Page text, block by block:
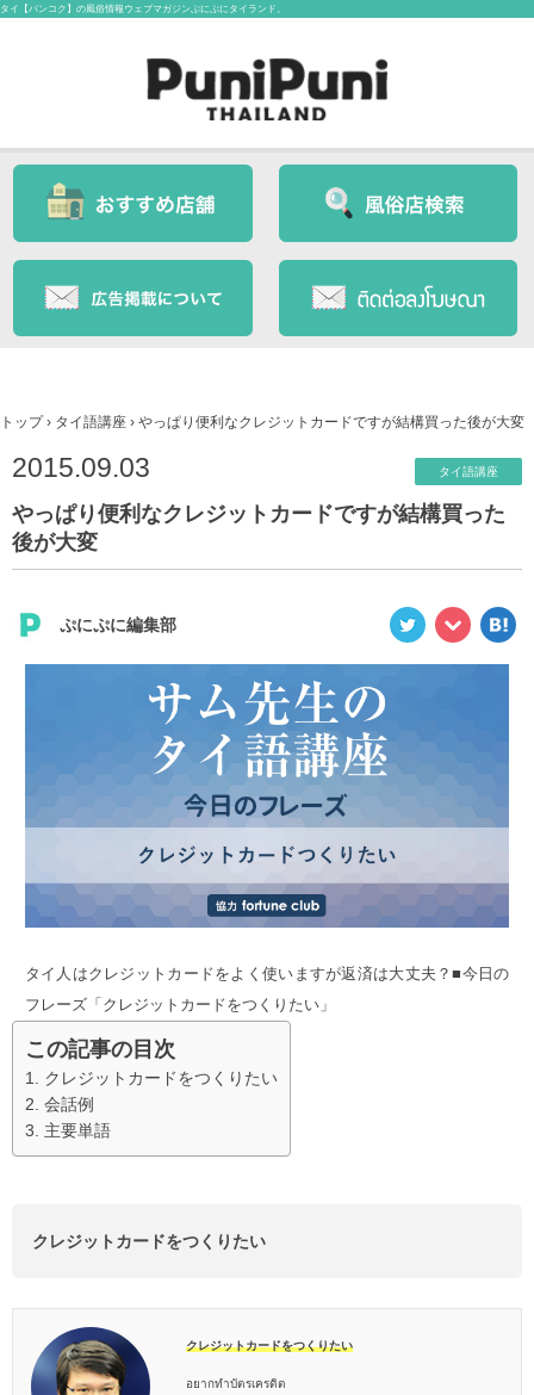
タイ【バンコク】の風俗情報ウェブマガジンぷにぷにタイランド。
トップ › タイ語講座 › やっぱり便利なクレジットカードですが結構買った後が大変
2015.09.03 タイ語講座
やっぱり便利なクレジットカードですが結構買った
後が大変
ぷにぷに編集部
タイ人はクレジットカードをよく使いますが返済は大丈夫？■今日の
フレーズ「クレジットカードをつくりたい」
この記事の目次
クレジットカードをつくりたい
会話例
主要単語
クレジットカードをつくりたい
クレジットカードをつくりたい
อยากทำบัตรเครดิต